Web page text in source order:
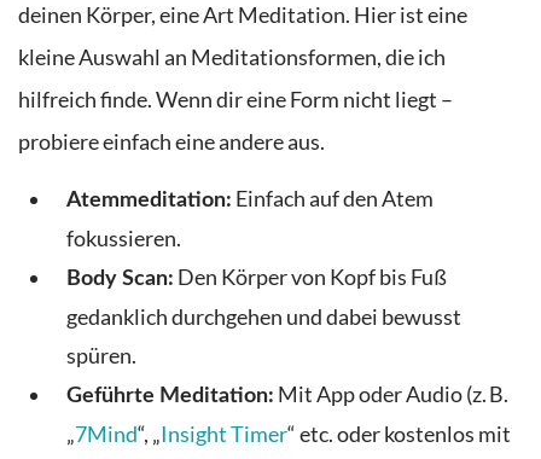
deinen Körper, eine Art Meditation. Hier ist eine
kleine Auswahl an Meditationsformen, die ich
hilfreich finde. Wenn dir eine Form nicht liegt –
probiere einfach eine andere aus.
Atemmeditation: Einfach auf den Atem
fokussieren.
Body Scan: Den Körper von Kopf bis Fuß
gedanklich durchgehen und dabei bewusst
spüren.
Geführte Meditation: Mit App oder Audio (z. B.
„7Mind“, „Insight Timer“ etc. oder kostenlos mit